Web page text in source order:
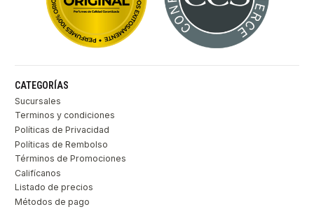
CATEGORÍAS
Sucursales
Terminos y condiciones
Políticas de Privacidad
Políticas de Rembolso
Términos de Promociones
Califícanos
Listado de precios
Métodos de pago